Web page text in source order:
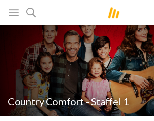
Country Comfort - Staffel 1